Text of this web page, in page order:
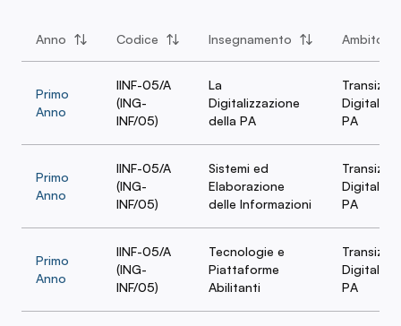
Anno Codice Insegnamento Ambito
Primo
Anno
IINF-05/A
(ING-
INF/05)
La
Digitalizzazione
della PA
Digitale
PA
Primo
Anno
IINF-05/A
(ING-
INF/05)
Sistemi ed
Elaborazione
delle Informazioni
Digitale
PA
Primo
Anno
IINF-05/A
(ING-
INF/05)
Tecnologie e
Piattaforme
Abilitanti
Digitale
PA